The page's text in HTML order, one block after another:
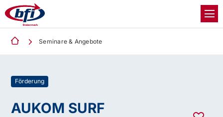
Seminare & Angebote
Förderung
AUKOM SURF